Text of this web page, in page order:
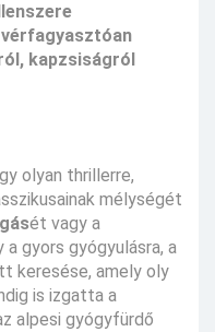
kapzsiságról
olyan thrillerre,
mélységét
ét vagy a
a gyors gyógyulásra, a
keresése, amely oly
is izgatta a
alpesi gyógyfürdő